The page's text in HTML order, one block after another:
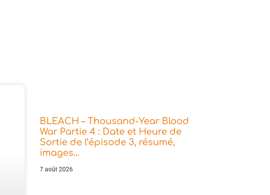
BLEACH – Thousand-Year Blood
War Partie 4 : Date et Heure de
Sortie de l’épisode 3, résumé,
images…
7 août 2026